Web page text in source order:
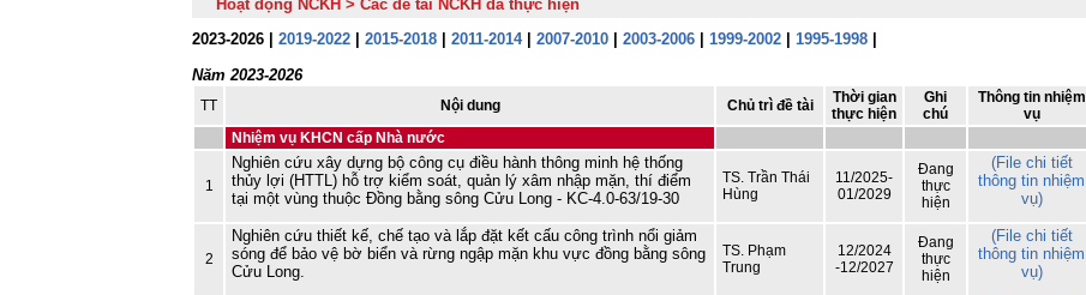
lần thứ ba Ban Chấp hành Trung ương
Viện Khoa học Thủy lợi miền Nam
tham gia Lễ dâng hương tưởng niệm
các Anh hùng liệt sĩ tại Công viên Lê
Chung một tấm lòng – Đồng hành cùng
gia đình anh Phan Văn Huyến vượt qua
Viện Khoa học Thủy lợi miền Nam tổ
chức Lễ công bố Quyết định công nhận
học vị và trao bằng Tiến sĩ cho tân Tiến
Hoạt động NCKH > Các đề tài NCKH đã thực hiện
2023-2026 | 2019-2022 2015-2018 2011-2014| 2007-2010 2003-2006 1999-2002 1995-1998
Năm 2023-2026
TT Nội dung Chủ trì đề tài
Thời gian
thực hiện
Ghi
chú
Thông tin nhiệm
vụ
Nhiệm vụ KHCN cấp Nhà nước
1
Nghiên cứu xây dựng bộ công cụ điều hành thông minh hệ thống
thủy lợi (HTTL) hỗ trợ kiểm soát, quản lý xâm nhập mặn, thí điểm
tại một vùng thuộc Đồng bằng sông Cửu Long - KC-4.0-63/19-30
TS. Trần Thái
Hùng
11/2025-
01/2029
Đang
thực
hiện
(File chi tiết
thông tin nhiệm
vụ)
2
Nghiên cứu thiết kế, chế tạo và lắp đặt kết cấu công trình nổi giảm
sóng để bảo vệ bờ biển và rừng ngập mặn khu vực đồng bằng sông
Cửu Long.
TS. Phạm
Trung
12/2024
-12/2027
Đang
thực
hiện
(File chi tiết
thông tin nhiệm
vụ)